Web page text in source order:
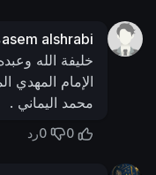
asem alshrabi
خليفة الله
الإمام المهدي
محمد اليماني .
0
0رد